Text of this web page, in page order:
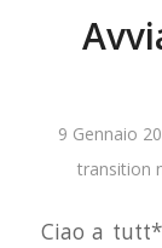
9 Gennaio
transition
Ciao a